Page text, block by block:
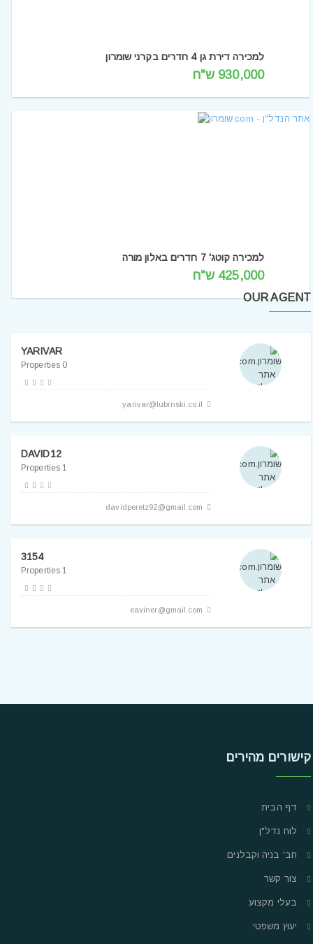
למכירה דירת גן 4 חדרים בקרני שומרון
930,000 ש"ח
למכירה קוטג' 7 חדרים באלון מורה
425,000 ש"ח
OUR AGENT
YARIVAR
0 Properties
yarivar@lubinski.co.il
DAVID12
1 Properties
davidperetz92@gmail.com
3154
1 Properties
eaviner@gmail.com
קישורים מהירים
דף הבית
לוח נדל"ן
חב' בניה וקבלנים
צור קשר
בעלי מקצוע
יעוץ משפטי